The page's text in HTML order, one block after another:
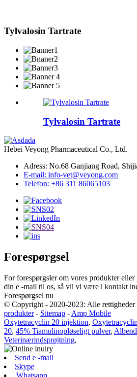
Tylvalosin Tartrate
Tylvalosin Tartrate
Hebei Veyong Pharmaceutical Co., Ltd.
Adress: No.68 Ganjiang Road,
E-mail: info-vet@veyong.com
Telefon: +86 311 86065103
Forespørgsel
For forespørgsler om vores produkter
din e -mail til os, så vil vi være i kontakt
Forespørgsel nu
© Copyright - 2020-2023: Alle rettigheder
produkter- Sitemap - Amp Mobile
Oxytetracyclin 20 injektion,
20, 45% Tiamulinopløseligt pulver,
Veterinærindsprøjtning,
Send e -mail
Skype